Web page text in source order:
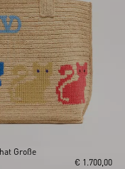
Große
€ 1.700,00